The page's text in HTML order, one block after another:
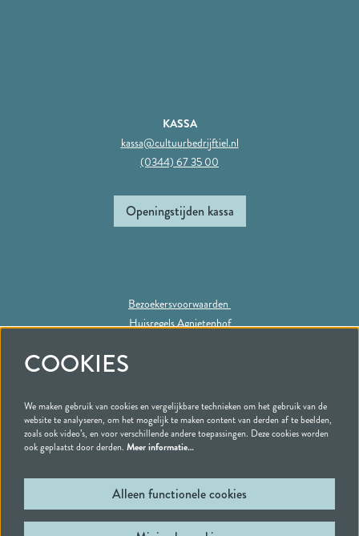
KASSA
kassa@cultuurbedrijftiel.nl
(0344) 67 35 00
Openingstijden kassa
Bezoekersvoorwaarden
Huisregels Agnietenhof
Volg ons
Schrijf je in voor onze nieuwsbrief
COOKIES
We maken gebruik van cookies en vergelijkbare technieken om het gebruik van de
website te analyseren, om het mogelijk te maken content van derden af te beelden,
zoals ook video’s, en voor verschillende andere toepassingen. Deze cookies worden
ook geplaatst door derden. Meer informatie…
Alleen functionele cookies